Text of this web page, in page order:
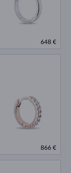
648 €
866 €